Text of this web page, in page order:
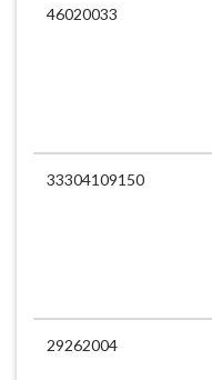
46020033
33304109150
29262004